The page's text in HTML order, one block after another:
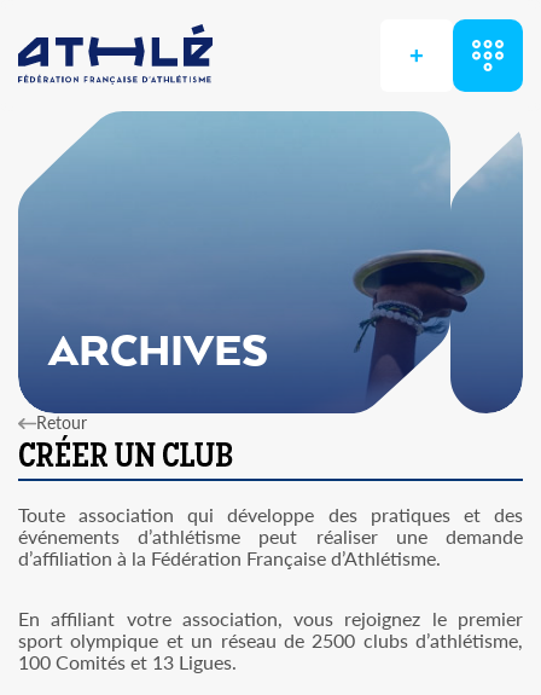
+
ARCHIVES
Retour
Toute association qui développe des pratiques et des
événements d’athlétisme peut réaliser une demande
d’affiliation à la Fédération Française d’Athlétisme.
En affiliant votre association, vous rejoignez le premier
sport olympique et un réseau de 2500 clubs d’athlétisme,
100 Comités et 13 Ligues.